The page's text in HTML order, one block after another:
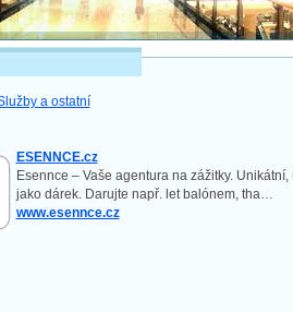
a ostatní
ESENNCE.cz
Esennce – Vaše agentura na zážitky.
jako dárek. Darujte např. let balónem, tha…
www.esennce.cz